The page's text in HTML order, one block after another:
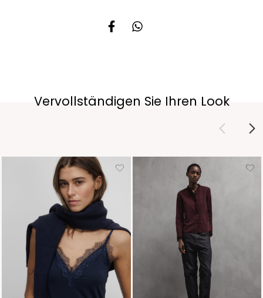
Vervollständigen Sie Ihren Look